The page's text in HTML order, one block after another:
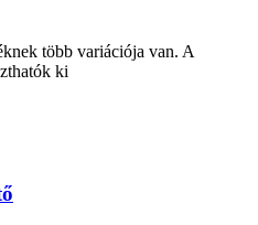
több variációja van. A
ki